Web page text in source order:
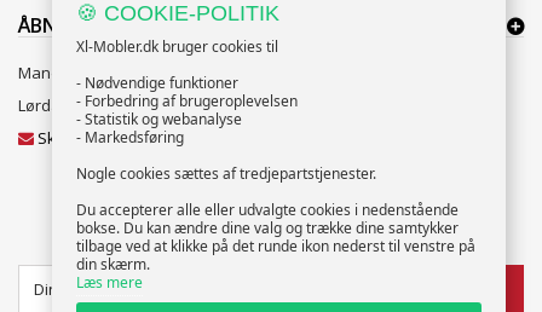
ÅBNINGSTIDER:
Mandag til Fredag 10:00 til 18:00
Lørdag og Søndag 10:00 til 16:00
Skriv til vores kundeservice
NYHEDSBREV
🍪 COOKIE-POLITIK
Xl-Mobler.dk bruger cookies til
- Nødvendige funktioner
- Forbedring af brugeroplevelsen
- Statistik og webanalyse
- Markedsføring
Nogle cookies sættes af tredjepartstjenester.
Du accepterer alle eller udvalgte cookies i nedenstående
bokse. Du kan ændre dine valg og trække dine samtykker
tilbage ved at klikke på det runde ikon nederst til venstre på
din skærm.
Læs mere